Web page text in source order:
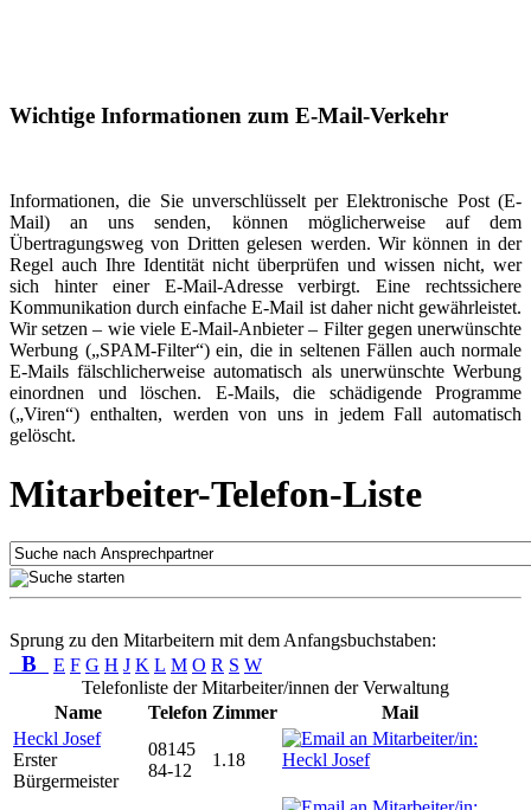
Wichtige Informationen zum E-Mail-Verkehr
Informationen, die Sie unverschlüsselt per Elektronische Post (E-
Mail) an uns senden, können möglicherweise auf dem
Übertragungsweg von Dritten gelesen werden. Wir können in der
Regel auch Ihre Identität nicht überprüfen und wissen nicht, wer
sich hinter einer E-Mail-Adresse verbirgt. Eine rechtssichere
Kommunikation durch einfache E-Mail ist daher nicht gewährleistet.
Wir setzen – wie viele E-Mail-Anbieter – Filter gegen unerwünschte
Werbung („SPAM-Filter“) ein, die in seltenen Fällen auch normale
E-Mails fälschlicherweise automatisch als unerwünschte Werbung
einordnen und löschen. E-Mails, die schädigende Programme
(„Viren“) enthalten, werden von uns in jedem Fall automatisch
gelöscht.
Mitarbeiter-Telefon-Liste
Sprung zu den Mitarbeitern mit dem Anfangsbuchstaben:
B E F G H J K L M O R S W
Telefonliste der Mitarbeiter/innen der Verwaltung
Name
Telefon Zimmer
Mail
Heckl Josef
Erster
Bürgermeister
08145
84-12
1.18